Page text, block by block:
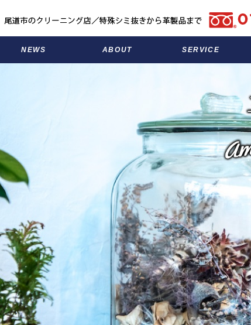
お知らせ
NEWS アメリカヤのこと
ABOUT サービス
SERVICE